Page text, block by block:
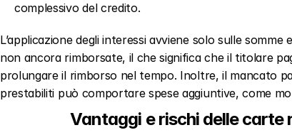
complessivo del credito.
L’applicazione degli interessi avviene solo sulle
non ancora rimborsate, il che significa che il titolare
prolungare il rimborso nel tempo. Inoltre, il mancato
prestabiliti può comportare spese aggiuntive, come
Vantaggi e rischi delle carte